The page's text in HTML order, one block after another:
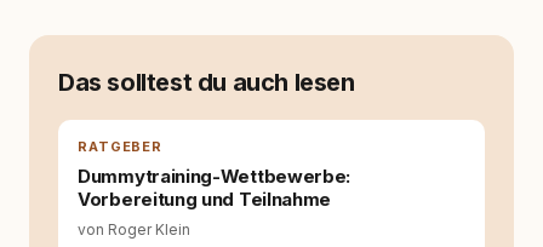
moderner Hundeerziehung
entsteht echte Bindung dort, wo Verständnis
Wissen ersetzt – nicht umgekehrt. Aus dieser
Entwicklung entstand rundum.dog – ein
Wissens- und Serviceportal für
Hundehalter:innen in Deutschland, Österreich
und der Schweiz. Meine Überzeugung:
Das solltest du auch lesen
RATGEBER
Dummytraining-Wettbewerbe:
Vorbereitung und Teilnahme
von Roger Klein